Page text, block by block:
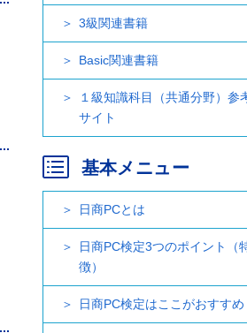
3級関連書籍
Basic関連書籍
１級知識科目（共通分野）参
サイト
基本メニュー
日商PCとは
日商PC検定3つのポイント（
徴）
日商PC検定はここがおすすめ